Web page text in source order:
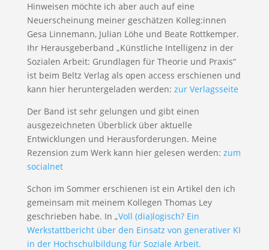
Hinweisen möchte ich aber auch auf eine
Neuerscheinung meiner geschätzen Kolleg:innen
Gesa Linnemann, Julian Löhe und Beate Rottkemper.
Ihr Herausgeberband „Künstliche Intelligenz in der
Sozialen Arbeit: Grundlagen für Theorie und Praxis“
ist beim Beltz Verlag als open access erschienen und
kann hier heruntergeladen werden: zur Verlagsseite
Der Band ist sehr gelungen und gibt einen
ausgezeichneten Überblick über aktuelle
Entwicklungen und Herausforderungen. Meine
Rezension zum Werk kann hier gelesen werden: zum
socialnet
Schon im Sommer erschienen ist ein Artikel den ich
gemeinsam mit meinem Kollegen Thomas Ley
geschrieben habe. In „Voll (dia)logisch? Ein
Werkstattbericht über den Einsatz von generativer KI
in der Hochschulbildung für Soziale Arbeit.